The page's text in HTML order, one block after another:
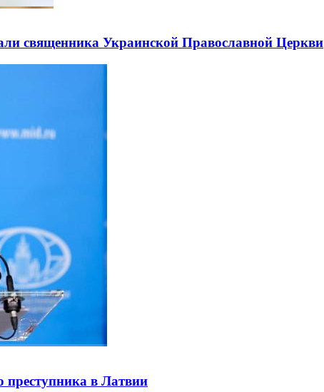
священника Украинской Православной Церкви
преступника в Латвии